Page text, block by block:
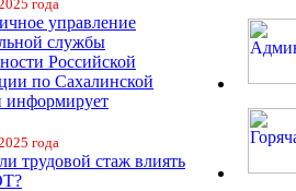
года
управление
службы
Российской
по Сахалинской
информирует
года
трудовой стаж влиять